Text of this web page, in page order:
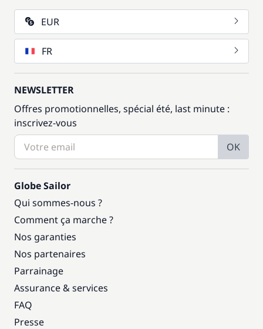
EUR
FR
NEWSLETTER
Offres promotionnelles, spécial été, last minute :
inscrivez-vous
OK
Globe Sailor
Qui sommes-nous ?
Comment ça marche ?
Nos garanties
Nos partenaires
Parrainage
Assurance & services
FAQ
Presse